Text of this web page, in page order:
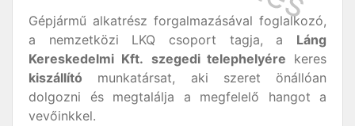
Gépjármű alkatrész forgalmazásával foglalkozó,
a nemzetközi LKQ csoport tagja, a Láng
Kereskedelmi Kft. szegedi telephelyére keres
kiszállító munkatársat, aki szeret önállóan
dolgozni és megtalálja a megfelelő hangot a
vevőinkkel.